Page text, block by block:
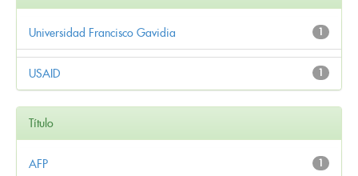
1
Universidad Francisco Gavidia
1
USAID
Título
1
AFP